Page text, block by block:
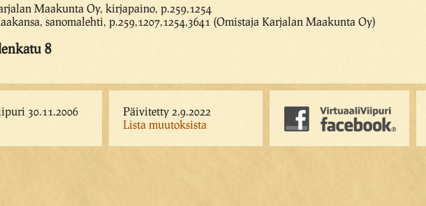
Maakunta Oy, kirjapaino, p.259,1254
sanomalehti, p.259,1207,1254,3641 (Omistaja Karjalan Maakunta Oy)
8
30.11.2006
Päivitetty 2.9.2022
Lista muutoksista